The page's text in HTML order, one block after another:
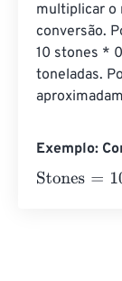
multiplicar o
conversão.
10 stones *
toneladas.
Exemplo:
Stones= 10